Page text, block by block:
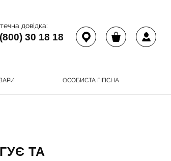
довідка:
30 18 18
ОСОБИСТА ГІГІЄНА
ТА